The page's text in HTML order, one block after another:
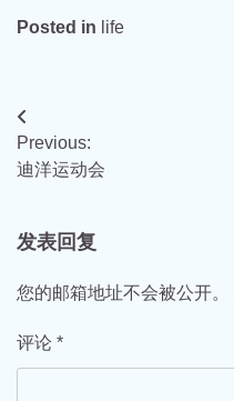
Posted in life
文
章
航
Previous:
迪洋运动会
发表回复
您的邮箱地址不会被公开。
评论 *